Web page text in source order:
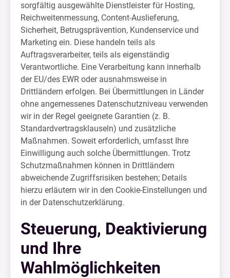
sorgfältig ausgewählte Dienstleister für Hosting,
Reichweitenmessung, Content-Auslieferung,
Sicherheit, Betrugsprävention, Kundenservice und
Marketing ein. Diese handeln teils als
Auftragsverarbeiter, teils als eigenständig
Verantwortliche. Eine Verarbeitung kann innerhalb
der EU/des EWR oder ausnahmsweise in
Drittländern erfolgen. Bei Übermittlungen in Länder
ohne angemessenes Datenschutzniveau verwenden
wir in der Regel geeignete Garantien (z. B.
Standardvertragsklauseln) und zusätzliche
Maßnahmen. Soweit erforderlich, umfasst Ihre
Einwilligung auch solche Übermittlungen. Trotz
Schutzmaßnahmen können in Drittländern
abweichende Zugriffsrisiken bestehen; Details
hierzu erläutern wir in den Cookie-Einstellungen und
in der Datenschutzerklärung.
Steuerung, Deaktivierung
und Ihre
Wahlmöglichkeiten